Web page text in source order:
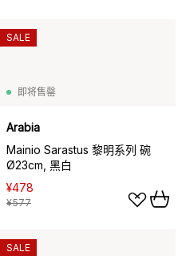
即将售罄
Arabia
Mainio Sarastus 黎明系列 碗
Ø23cm, 黑白
¥478
¥577
SALE
SALE